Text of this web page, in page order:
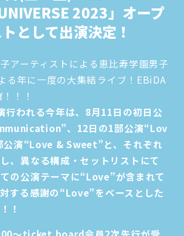
2023」オープ
として出演決定！
アーティストによる恵比寿学園男子
る年に一度の大集結ライブ！EBiDA
！！
行われる今年は、8月11日の初日公
、12日の1部公演“Lov
演“Love & Sweet”と、それぞれ
、異なる構成・セットリストにて
の公演テーマに“Love”が含まれて
する感謝の“Love”をベースとした
！